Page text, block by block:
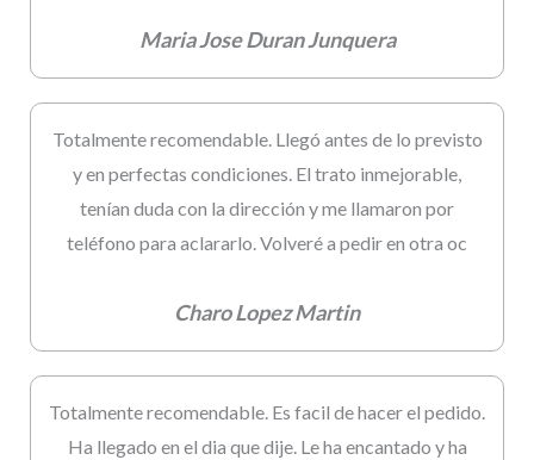
Maria Jose Duran Junquera
Totalmente recomendable. Llegó antes de lo previsto
y en perfectas condiciones. El trato inmejorable,
tenían duda con la dirección y me llamaron por
teléfono para aclararlo. Volveré a pedir en otra oc
Charo Lopez Martin
Totalmente recomendable. Es facil de hacer el pedido.
Ha llegado en el dia que dije. Le ha encantado y ha